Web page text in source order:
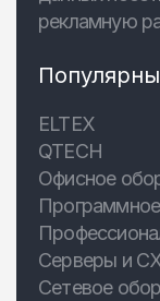
рекламную
ELTEX
QTECH
Офисное
Серверы и
Сетевое